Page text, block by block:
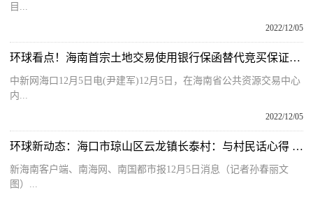
目...
2022/12/05
环球看点！海南首宗土地交易使用银行保函替代竞买保证金政策落地
中新网海口12月5日电(尹建军)12月5日，在海南省公共资源交易中心
内...
2022/12/05
环球新动态：海口市琼山区云龙镇长泰村：与村民话心得 传递党的声音
新海南客户端、南海网、南国都市报12月5日消息（记者孙春丽文
图）...